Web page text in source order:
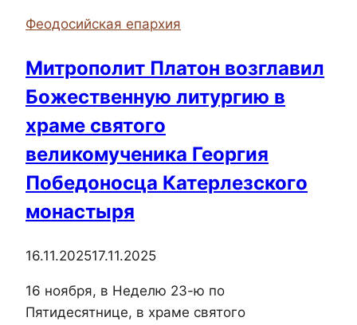
Следопытов
марш-
бросок
Топловскому
монастырю
Феодосийская епархия
Митрополит Платон возглавил
Божественную литургию в
храме святого
великомученика Георгия
Победоносца Катерлезского
монастыря
16.11.202517.11.2025
16 ноября, в Неделю 23-ю по
Пятидесятнице, в храме святого